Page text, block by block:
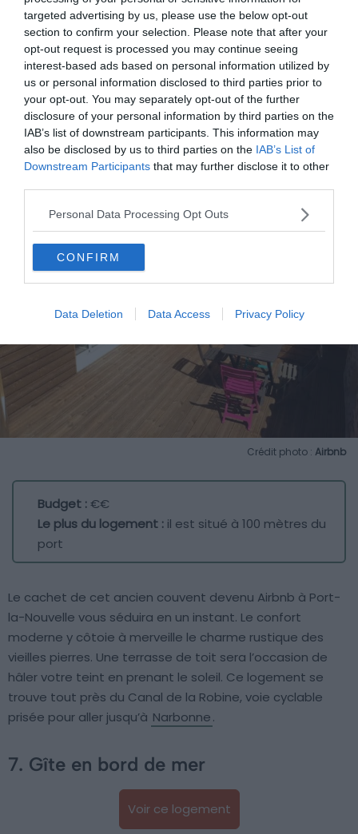
targeted advertising by us, please use the below opt-out
section to confirm your selection. Please note that after your
opt-out request is processed you may continue seeing
interest-based ads based on personal information utilized by
us or personal information disclosed to third parties prior to
your opt-out. You may separately opt-out of the further
disclosure of your personal information by third parties on the
IAB’s list of downstream participants. This information may
also be disclosed by us to third parties on the IAB’s List of
Downstream Participants that may further disclose it to other
Personal Data Processing Opt Outs
CONFIRM
Data Deletion Data Access Privacy Policy
maison fraîche et joliment décorée.
6. Logement dans une bâtisse du XIXe
Voir ce logement
Crédit photo : Airbnb
Budget :€€
Le plus du logement : il est situé à 100 mètres du
port
Le cachet de cet ancien couvent devenu Airbnb à Port-
la-Nouvelle vous séduira en un instant. Le confort
moderne y côtoie à merveille le charme rustique des
vieilles pierres. Une terrasse de toit sera l’occasion de
hâler votre teint en prenant le soleil. Ce logement se
trouve tout près du Canal de la Robine, voie cyclable
prisée pour aller jusqu’à Narbonne.
7. Gîte en bord de mer
Voir ce logement